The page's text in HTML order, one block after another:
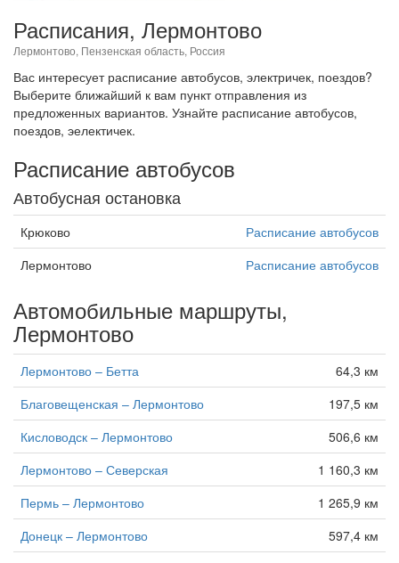
Расписания, Лермонтово
Лермонтово, Пензенская область, Россия
Вас интересует расписание автобусов, электричек, поездов?
Выберите ближайший к вам пункт отправления из
предложенных вариантов. Узнайте расписание автобусов,
поездов, эелектичек.
Расписание автобусов
Автобусная остановка
Крюково
Расписание автобусов
Лермонтово
Расписание автобусов
Автомобильные маршруты,
Лермонтово
Лермонтово – Бетта
64,3 км
Благовещенская – Лермонтово
197,5 км
Кисловодск – Лермонтово
506,6 км
Лермонтово – Северская
1 160,3 км
Пермь – Лермонтово
1 265,9 км
Донецк – Лермонтово
597,4 км